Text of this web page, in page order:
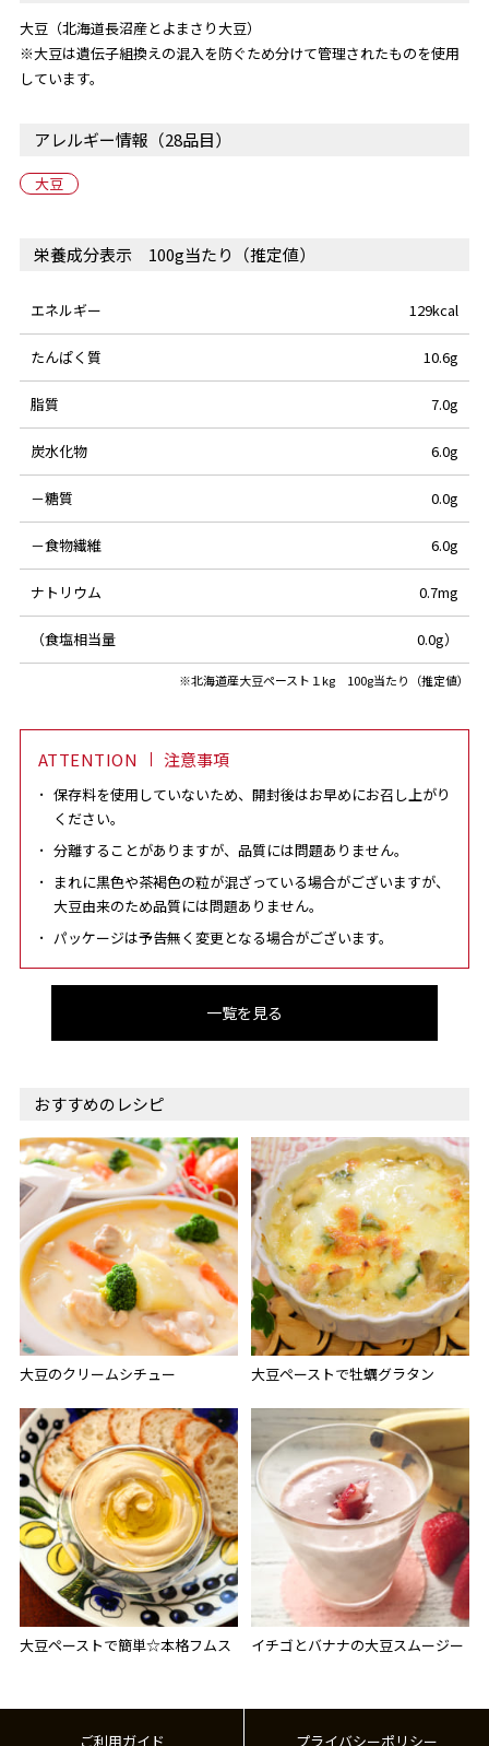
大豆（北海道長沼産とよまさり大豆）
※大豆は遺伝子組換えの混入を防ぐため分けて管理されたものを使用
しています。
アレルギー情報（28品目）
大豆
栄養成分表示 100g当たり（推定値）
エネルギー 129kcal
たんぱく質 10.6g
脂質 7.0g
炭水化物 6.0g
－糖質 0.0g
－食物繊維 6.0g
ナトリウム 0.7mg
（食塩相当量 0.0g）
※北海道産大豆ペースト１kg 100g当たり（推定値）
ATTENTION 注意事項
保存料を使用していないため、開封後はお早めにお召し上がり
ください。
分離することがありますが、品質には問題ありません。
まれに黒色や茶褐色の粒が混ざっている場合がございますが、
大豆由来のため品質には問題ありません。
パッケージは予告無く変更となる場合がございます。
一覧を見る
おすすめのレシピ
大豆のクリームシチュー 大豆ペーストで牡蠣グラタン
大豆ペーストで簡単☆本格フムス イチゴとバナナの大豆スムージー
ご利用ガイド プライバシーポリシー